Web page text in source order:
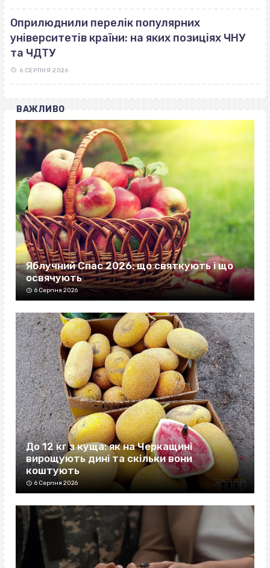
Оприлюднили перелік популярних
університетів країни: на яких позиціях ЧНУ
та ЧДТУ
6 СЕРПНЯ 2026
ВАЖЛИВО
Яблучний Спас 2026: що святкують і що
освячують
6 Серпня 2026
До 12 кг з куща: як на Черкащині
вирощують дині та скільки вони
коштують
6 Серпня 2026